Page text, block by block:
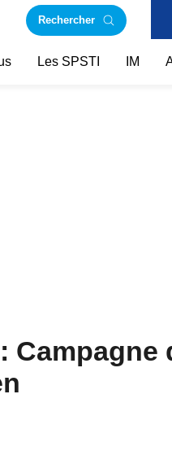
Rechercher
Les SPSTI IM